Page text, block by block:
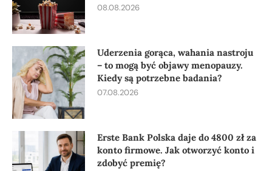
08.08.2026
Uderzenia gorąca, wahania nastroju
– to mogą być objawy menopauzy.
Kiedy są potrzebne badania?
07.08.2026
Erste Bank Polska daje do 4800 zł za
konto firmowe. Jak otworzyć konto i
zdobyć premię?